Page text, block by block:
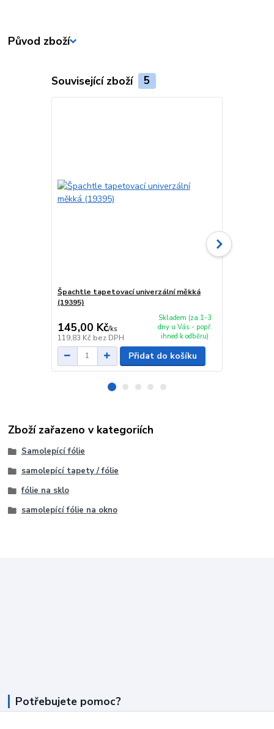
Původ zboží
Související zboží 5
Špachtle tapetovací univerzální měkká
(19395)
145,00 Kč/ks
119,83 Kč bez DPH
Skladem (za 1-3
dny u Vás - popř.
ihned k odběru)
Přidat do košíku
Zboží zařazeno v kategoriích
Samolepící fólie
samolepící tapety / fólie
fólie na sklo
samolepící fólie na okno
Potřebujete pomoc?